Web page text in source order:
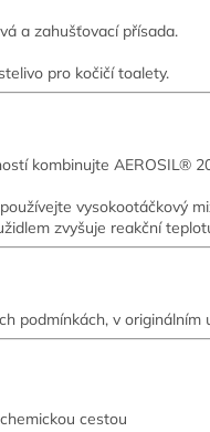
a zahušťovací přísada.
pro kočičí toalety.
kombinujte AEROSIL®
používejte vysokootáčkový
zvyšuje reakční
podmínkách, v originálním
cestou